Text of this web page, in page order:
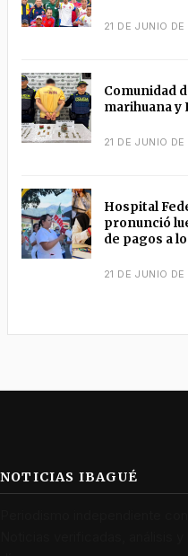
21 DE JUNIO
Comunidad
marihuana y
21 DE JUNIO
Hospital
pronunció
de pagos a
21 DE JUNIO
NOTICIAS IBAGUÉ